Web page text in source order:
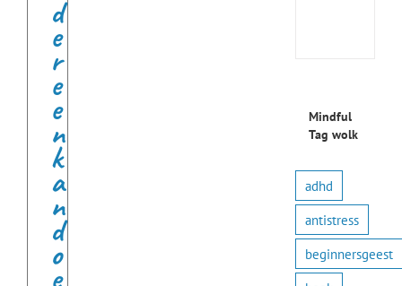
d
e
r
e
e
n
k
a
n
d
o
e
Mindful
Tag wolk
adhd
antistress
beginnersgeest